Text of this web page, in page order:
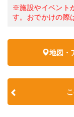
※施設やイベント
す。おでかけの際
地図・